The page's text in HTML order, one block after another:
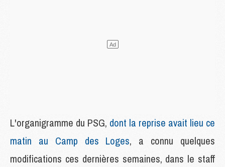
L'organigramme du PSG, dont la reprise avait lieu ce
matin au Camp des Loges, a connu quelques
modifications ces dernières semaines, dans le staff